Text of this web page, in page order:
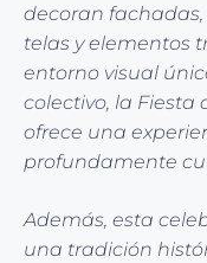
decoran fachadas,
telas y elementos
entorno visual
colectivo, la Fiesta
ofrece una
profundamente
Además, esta
una tradición